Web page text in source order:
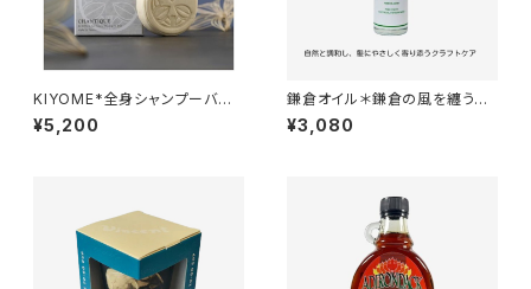
KIYOME*全身シャンプーバー
＊熟成酒粕エキスとアルガンオ
イル＊ 洗う美容液＊
¥5,200
鎌倉オイル＊鎌倉の風を纏う植
物オイルの恵み＊人工香料不使
用＊30ml
¥3,080